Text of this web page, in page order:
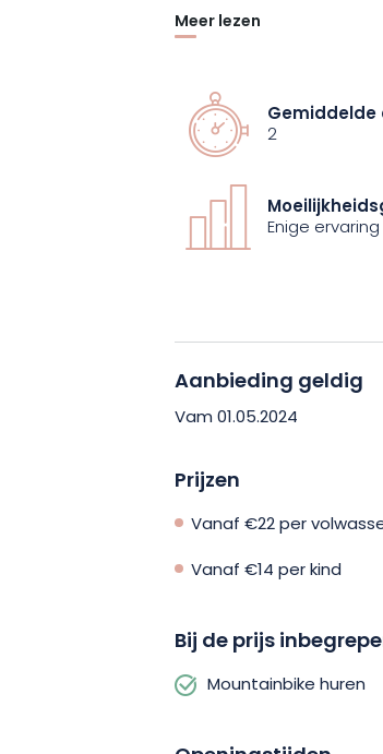
Met familie, vrienden of
gepassioneerd team
comfortabel en veilig
Boek nu uw
verover de schatten van
Meer lezen
Gemiddelde
2
Enige ervaring
Aanbieding geldig
Vam 01.05.2024
Prijzen
Vanaf €22 per
Vanaf €14 per kind
Bij de prijs
Mountainbike huren